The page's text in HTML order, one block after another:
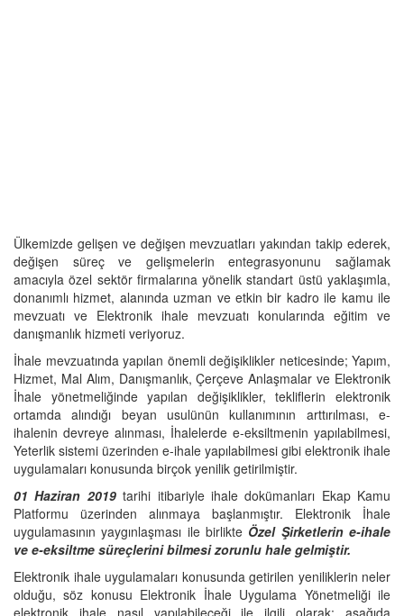
Ülkemizde gelişen ve değişen mevzuatları yakından takip ederek,
değişen süreç ve gelişmelerin entegrasyonunu sağlamak
amacıyla özel sektör firmalarına yönelik standart üstü yaklaşımla,
donanımlı hizmet, alanında uzman ve etkin bir kadro ile kamu ile
mevzuatı ve Elektronik ihale mevzuatı konularında eğitim ve
danışmanlık hizmeti veriyoruz.
İhale mevzuatında yapılan önemli değişiklikler neticesinde; Yapım,
Hizmet, Mal Alım, Danışmanlık, Çerçeve Anlaşmalar ve Elektronik
İhale yönetmeliğinde yapılan değişiklikler, tekliflerin elektronik
ortamda alındığı beyan usulünün kullanımının arttırılması, e-
ihalenin devreye alınması, İhalelerde e-eksiltmenin yapılabilmesi,
Yeterlik sistemi üzerinden e-ihale yapılabilmesi gibi elektronik ihale
uygulamaları konusunda birçok yenilik getirilmiştir.
01 Haziran 2019tarihi itibariyle ihale dokümanları Ekap Kamu
Platformu üzerinden alınmaya başlanmıştır. Elektronik İhale
uygulamasının yaygınlaşması ile birlikte Özel Şirketlerin e-ihale
ve e-eksiltme süreçlerini bilmesi zorunlu hale gelmiştir.
Elektronik ihale uygulamaları konusunda getirilen yeniliklerin neler
olduğu, söz konusu Elektronik İhale Uygulama Yönetmeliği ile
elektronik ihale nasıl yapılabileceği ile ilgili olarak; aşağıda